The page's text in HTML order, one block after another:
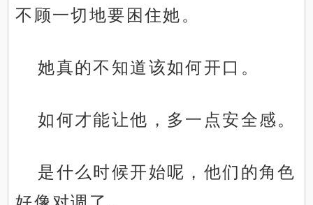
不顾一切地要困住她。
她真的不知道该如何开口。
如何才能让他，多一点安全感。
是什么时候开始呢，他们的角色